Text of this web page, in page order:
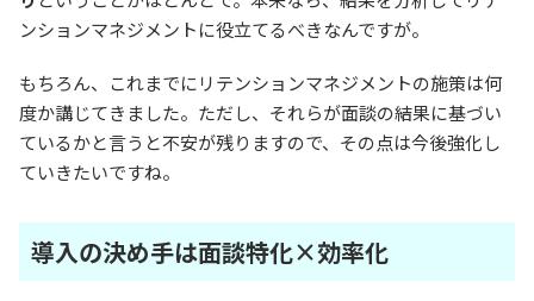
ンションマネジメントに役立てるべきなんですが。
もちろん、これまでにリテンションマネジメントの施策は何
度か講じてきました。ただし、それらが面談の結果に基づい
ているかと言うと不安が残りますので、その点は今後強化し
ていきたいですね。
導入の決め手は面談特化×効率化